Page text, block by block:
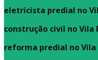
eletricista predial no
construção civil no Vila
reforma predial no Vila